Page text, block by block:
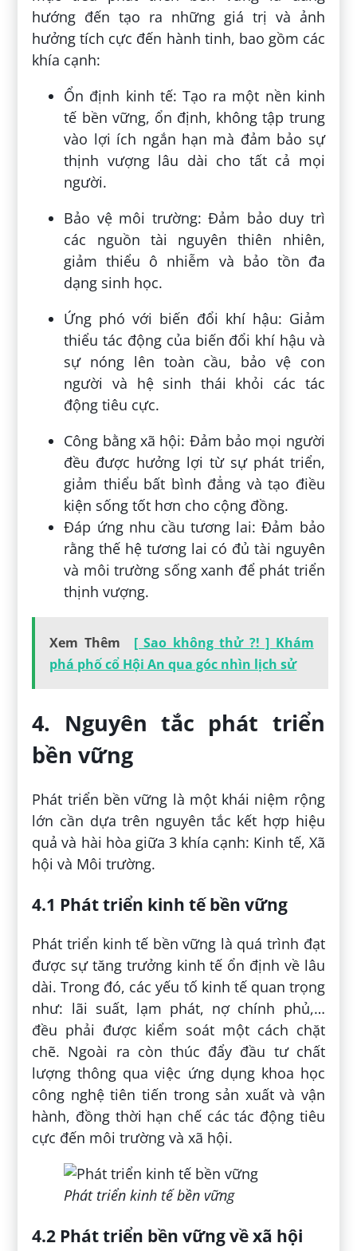
hướng đến tạo ra những giá trị và ảnh
hưởng tích cực đến hành tinh, bao gồm các
khía cạnh:
Ổn định kinh tế: Tạo ra một nền kinh
tế bền vững, ổn định, không tập trung
vào lợi ích ngắn hạn mà đảm bảo sự
thịnh vượng lâu dài cho tất cả mọi
người.
Bảo vệ môi trường: Đảm bảo duy trì
các nguồn tài nguyên thiên nhiên,
giảm thiểu ô nhiễm và bảo tồn đa
dạng sinh học.
Ứng phó với biến đổi khí hậu: Giảm
thiểu tác động của biến đổi khí hậu và
sự nóng lên toàn cầu, bảo vệ con
người và hệ sinh thái khỏi các tác
động tiêu cực.
Công bằng xã hội: Đảm bảo mọi người
đều được hưởng lợi từ sự phát triển,
giảm thiểu bất bình đẳng và tạo điều
kiện sống tốt hơn cho cộng đồng.
Đáp ứng nhu cầu tương lai: Đảm bảo
rằng thế hệ tương lai có đủ tài nguyên
và môi trường sống xanh để phát triển
thịnh vượng.
Xem Thêm
[ Sao không thử ?! ] Khám
phá phố cổ Hội An qua góc nhìn lịch sử
4. Nguyên tắc phát triển
bền vững
Phát triển bền vững là một khái niệm rộng
lớn cần dựa trên nguyên tắc kết hợp hiệu
quả và hài hòa giữa 3 khía cạnh: Kinh tế, Xã
hội và Môi trường.
4.1 Phát triển kinh tế bền vững
Phát triển kinh tế bền vững là quá trình đạt
được sự tăng trưởng kinh tế ổn định về lâu
dài. Trong đó, các yếu tố kinh tế quan trọng
như: lãi suất, lạm phát, nợ chính phủ,…
đều phải được kiểm soát một cách chặt
chẽ. Ngoài ra còn thúc đẩy đầu tư chất
lượng thông qua việc ứng dụng khoa học
công nghệ tiên tiến trong sản xuất và vận
hành, đồng thời hạn chế các tác động tiêu
cực đến môi trường và xã hội.
Phát triển kinh tế bền vững
4.2 Phát triển bền vững về xã hội